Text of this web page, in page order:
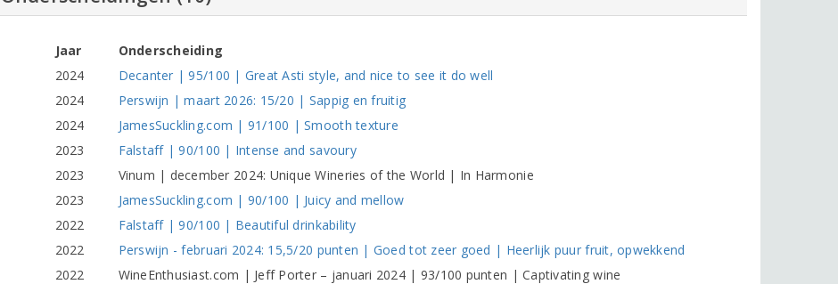
Jaar
Onderscheiding
2024
Decanter | 95/100 | Great Asti style, and nice to see it do well
2024
Perswijn | maart 2026: 15/20 | Sappig en fruitig
2024
JamesSuckling.com | 91/100 | Smooth texture
2023
Falstaff | 90/100 | Intense and savoury
2023
Vinum | december 2024: Unique Wineries of the World | In Harmonie
2023
JamesSuckling.com | 90/100 | Juicy and mellow
2022
Falstaff | 90/100 | Beautiful drinkability
2022
Perswijn - februari 2024: 15,5/20 punten | Goed tot zeer goed | Heerlijk puur fruit, opwekkend
2022
WineEnthusiast.com | Jeff Porter – januari 2024 | 93/100 punten | Captivating wine